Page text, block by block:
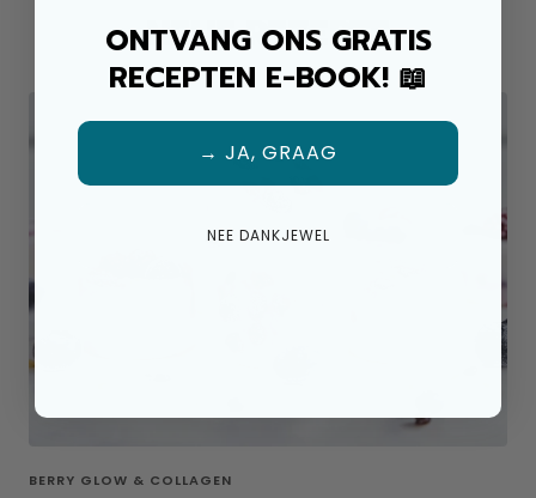
NEUE REZEPTE
BERRY GLOW & COLLAGEN
ONTVANG ONS GRATIS
RECEPTEN E-BOOK! 📖
→ JA, GRAAG
NEE DANKJEWEL